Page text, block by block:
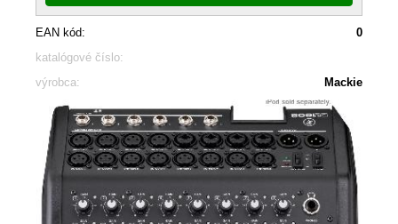
EAN kód:
0
katalógové číslo:
výrobca:
Mackie